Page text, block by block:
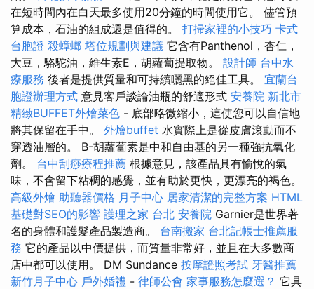
在短時間內在白天最多使用20分鐘的時間使用它。 儘管預
算成本，石油的組成還是值得的。 打掃家裡的小技巧 卡式
台胞證 殺蟑螂 塔位規劃與建議 它含有Panthenol，杏仁，
大豆，駱駝油，維生素E，胡蘿蔔提取物。 設計師 台中水
療服務 後者是提供質量和可持續曬黑的絕佳工具。 宜蘭台
胞證辦理方式 意見客戶談論油瓶的舒適形式 安養院 新北市
精緻BUFFET外燴菜色 - 底部略微縮小，這使您可以自信地
將其保留在手中。 外燴buffet 水實際上是從皮膚滾動而不
穿透油層的。 Β-胡蘿蔔素是中和自由基的另一種強抗氧化
劑。 台中刮痧療程推薦 根據意見，該產品具有愉悅的氣
味，不會留下粘稠的感覺，並有助於更快，更漂亮的褐色。
高級外燴 助聽器價格 月子中心 居家清潔的完整方案 HTML
基礎對SEO的影響 護理之家 台北 安養院 Garnier是世界著
名的身體和護髮產品製造商。 台南搬家 台北記帳士推薦服
務 它的產品以中價提供，而質量非常好，並且在大多數商
店中都可以使用。 DM Sundance 按摩證照考試 牙醫推薦
新竹月子中心 戶外婚禮 - 律師公會 家事服務怎麼選？ 它具